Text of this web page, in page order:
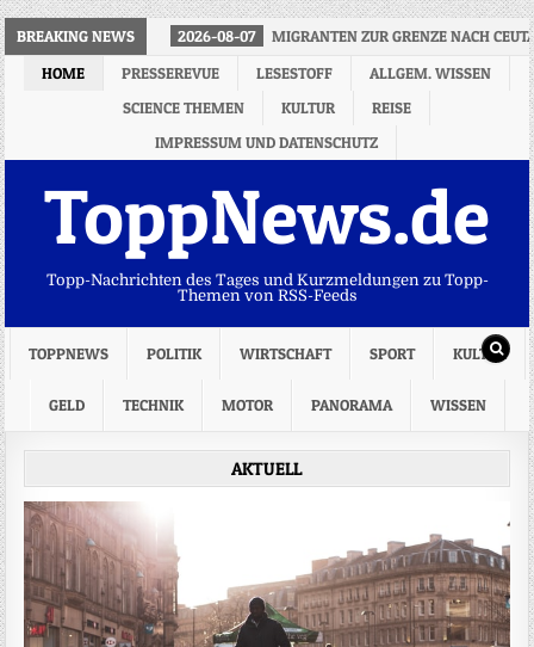
BREAKING NEWS 2026-08-07
MIGRANTEN ZUR GRENZE NACH
HOME
PRESSEREVUE LESESTOFF
ALLGEM. WISSEN
SCIENCE THEMEN
KULTUR
REISE
IMPRESSUM UND DATENSCHUTZ
ToppNews.de
Topp-Nachrichten des Tages und Kurzmeldungen zu Topp-
Themen von RSS-Feeds
TOPPNEWS POLITIK WIRTSCHAFT SPORT KULTUR
GELD TECHNIK MOTOR PANORAMA WISSEN
AKTUELL